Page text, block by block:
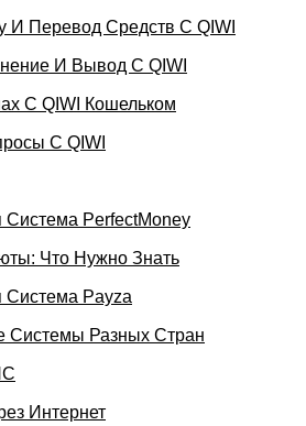
И Перевод Средств C QIWI
И Вывод С QIWI
С QIWI Кошельком
С QIWI
Система PerfectMoney
Что Нужно Знать
Система Payza
Системы Разных Стран
Интернет